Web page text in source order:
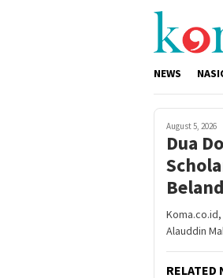
NEWS
August 5, 2026
Dua
Alauddin
RELATED